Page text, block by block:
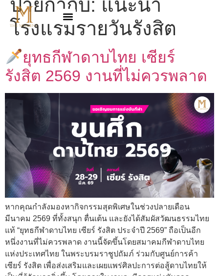
ป้ายกำกับ: แนะนำ
โรงแรมรายวันรังสิต
ยุทธกีฬาดาบไทย เซียร์
รังสิต 2569 งานที่ไม่ควรพลาด
หากคุณกำลังมองหากิจกรรมสุดพิเศษในช่วงปลายเดือน
มีนาคม 2569 ที่ทั้งสนุก ตื่นเต้น และยังได้สัมผัสวัฒนธรรมไทย
แท้ “ยุทธกีฬาดาบไทย เซียร์ รังสิต ประจำปี 2569” ถือเป็นอีก
หนึ่งงานที่ไม่ควรพลาด งานนี้จัดขึ้นโดยสมาคมกีฬาดาบไทย
แห่งประเทศไทย ในพระบรมราชูปถัมภ์ ร่วมกับศูนย์การค้า
เซียร์ รังสิต เพื่อส่งเสริมและเผยแพร่ศิลปะการต่อสู้ดาบไทยให้